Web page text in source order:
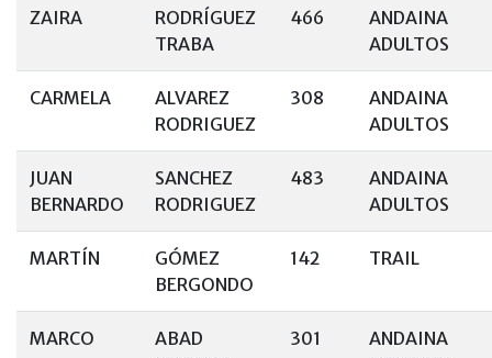
ZAIRA
RODRÍGUEZ
TRABA
466
ANDAINA
ADULTOS
CARMELA
ALVAREZ
RODRIGUEZ
308
ANDAINA
ADULTOS
JUAN
BERNARDO
SANCHEZ
RODRIGUEZ
483
ANDAINA
ADULTOS
MARTÍN
GÓMEZ
BERGONDO
142 TRAIL
MARCO
ABAD
301
ANDAINA